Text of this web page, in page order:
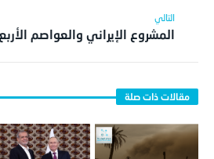
المشروع الإيراني والعواصم الأربع!